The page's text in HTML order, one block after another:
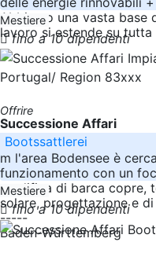
Abbiamo una vasta base
lavoro si estende su
Mestiere
fino a 10 dipendenti
Portugal/ Region 83xxx
Offrire
Successione Affari
Bootssattlerei
m l'area Bodensee è
funzionamento con un
modifica di barca copre,
solare, progettazione e
-----
Baden-Württemberg
Mestiere
fino a 10 dipendenti